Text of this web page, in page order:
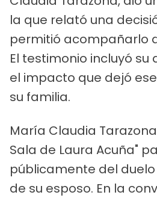
la que relató una
permitió acompañarlo
El testimonio incluyó
el impacto que dejó
su familia.
María Claudia
Sala de Laura Acuña"
públicamente del
de su esposo. En la